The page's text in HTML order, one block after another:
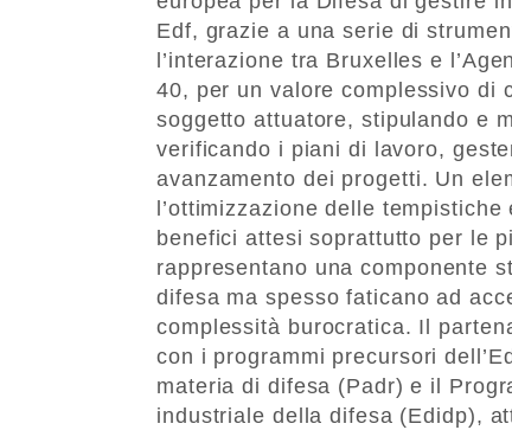
Edf, grazie a una serie di
l’interazione tra Bruxelles e
40, per un valore complessivo di
soggetto attuatore, stipulando e
verificando i piani di lavoro,
avanzamento dei progetti. Un
l’ottimizzazione delle
benefici attesi soprattutto per le
rappresentano una componente
difesa ma spesso faticano ad
complessità burocratica. Il
con i programmi precursori
materia di difesa (Padr) e il
industriale della difesa (Edidp),